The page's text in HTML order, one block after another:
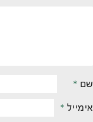
שם *
אימייל *